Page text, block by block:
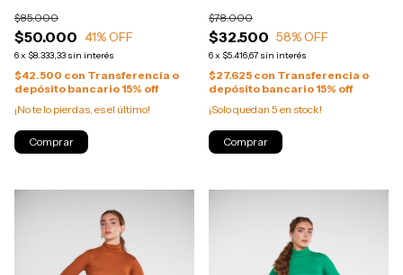
$50.000
$85.000
41% OFF
6x $8.333,33 sin interés
$42.500 con Transferencia o
depósito bancario 15% off
¡No te lo pierdas, es el último!
Comprar
$32.500
$78.000
58% OFF
6x $5.416,67 sin interés
$27.625 con Transferencia o
depósito bancario 15% off
¡Solo quedan 5 en stock!
Comprar